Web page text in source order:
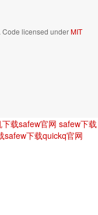
Code licensed underMIT
载safew官网 safew下载
safew下载quickq官网